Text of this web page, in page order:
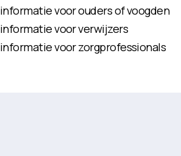
informatie voor ouders of voogden
informatie voor verwijzers
informatie voor zorgprofessionals